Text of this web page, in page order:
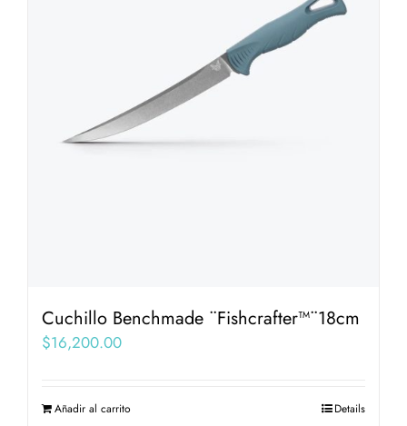
Cuchillo Benchmade ¨Fishcrafter™¨18cm
$16,200.00
Añadir al carrito Details